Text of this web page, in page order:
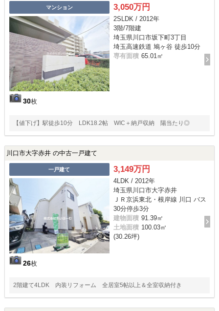
マンション
30枚
3,050万円
2SLDK / 2012年
3階/7階建
埼玉県川口市坂下町3丁目
埼玉高速鉄道 鳩ヶ谷 徒歩10分
専有面積 65.01㎡
【値下げ】駅徒歩10分 LDK18.2帖 WIC＋納戸収納 陽当たり◎
川口市大字赤井 の中古一戸建て
一戸建て
26枚
3,149万円
4LDK / 2012年
埼玉県川口市大字赤井
ＪＲ京浜東北・根岸線 川口 バス
30分停歩3分
建物面積 91.39㎡
土地面積 100.03㎡
(30.26坪)
2階建て4LDK 内装リフォーム 全居室5帖以上＆全室収納付き